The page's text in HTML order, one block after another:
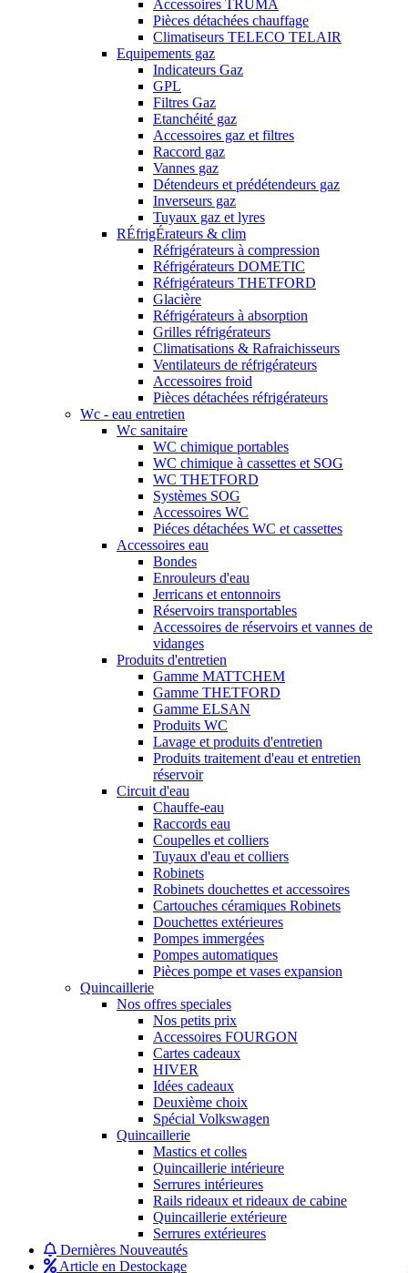
Accessoires TRUMA
Pièces détachées chauffage
Climatiseurs TELECO TELAIR
Equipements gaz
Indicateurs Gaz
GPL
Filtres Gaz
Etanchéité gaz
Accessoires gaz et filtres
Raccord gaz
Vannes gaz
Détendeurs et prédétendeurs gaz
Inverseurs gaz
Tuyaux gaz et lyres
RÉfrigÉrateurs & clim
Réfrigérateurs à compression
Réfrigérateurs DOMETIC
Réfrigérateurs THETFORD
Glacière
Réfrigérateurs à absorption
Grilles réfrigérateurs
Climatisations & Rafraichisseurs
Ventilateurs de réfrigérateurs
Accessoires froid
Pièces détachées réfrigérateurs
Wc - eau entretien
Wc sanitaire
WC chimique portables
WC chimique à cassettes et SOG
WC THETFORD
Systèmes SOG
Accessoires WC
Piéces détachées WC et cassettes
Accessoires eau
Bondes
Enrouleurs d'eau
Jerricans et entonnoirs
Réservoirs transportables
Accessoires de réservoirs et vannes de
vidanges
Produits d'entretien
Gamme MATTCHEM
Gamme THETFORD
Gamme ELSAN
Produits WC
Lavage et produits d'entretien
Produits traitement d'eau et entretien
réservoir
Circuit d'eau
Chauffe-eau
Raccords eau
Coupelles et colliers
Tuyaux d'eau et colliers
Robinets
Robinets douchettes et accessoires
Cartouches céramiques Robinets
Douchettes extérieures
Pompes immergées
Pompes automatiques
Pièces pompe et vases expansion
Quincaillerie
Nos offres speciales
Nos petits prix
Accessoires FOURGON
Cartes cadeaux
HIVER
Idées cadeaux
Deuxième choix
Spécial Volkswagen
Quincaillerie
Mastics et colles
Quincaillerie intérieure
Serrures intérieures
Rails rideaux et rideaux de cabine
Quincaillerie extérieure
Serrures extérieures
Dernières Nouveautés
Article en Destockage